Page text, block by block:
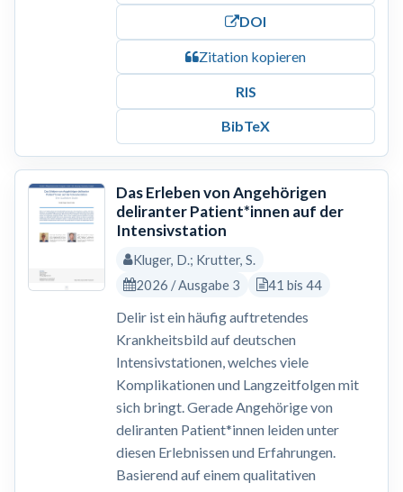
DOI
Zitation kopieren
RIS
BibTeX
Das Erleben von Angehörigen
deliranter Patient*innen auf der
Intensivstation
Kluger, D.; Krutter, S.
2026 / Ausgabe 3
41 bis 44
Delir ist ein häufig auftretendes
Krankheitsbild auf deutschen
Intensivstationen, welches viele
Komplikationen und Langzeitfolgen mit
sich bringt. Gerade Angehörige von
deliranten Patient*innen leiden unter
diesen Erlebnissen und Erfahrungen.
Basierend auf einem qualitativen